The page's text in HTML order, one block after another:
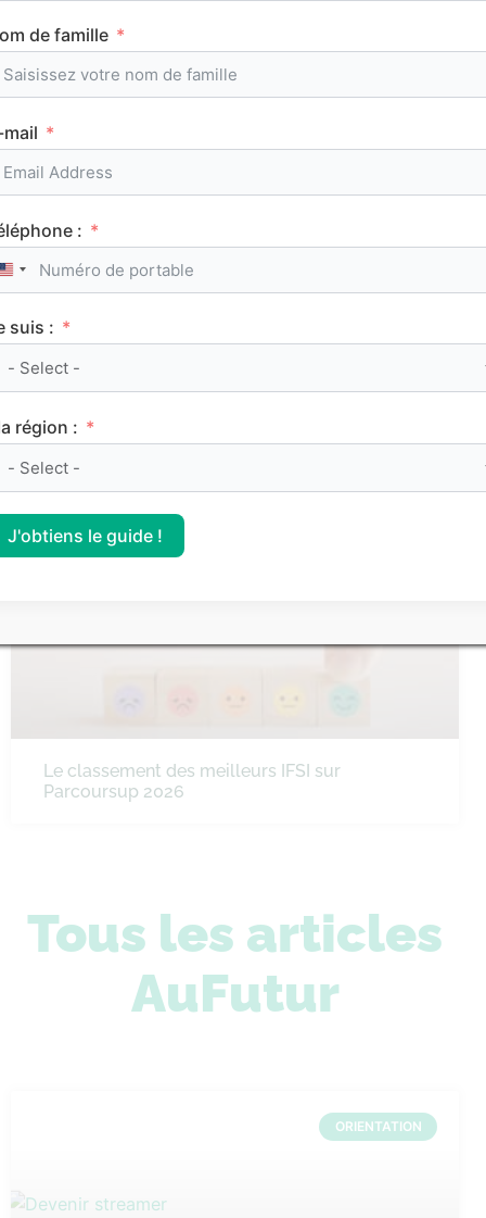
L’emploi du temps en première (cours et
horaires)
Le classement des meilleurs Sciences Po (IEP)
sur Parcoursup 2026
Le classement des meilleurs IFSI sur
Parcoursup 2026
Tous les articles
AuFutur
ORIENTATION
de famille
:
United States +1
suis :
région :
J'obtiens le guide !